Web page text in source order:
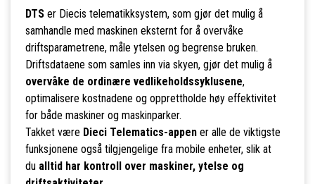
DTSer Diecis telematikksystem, som gjør det mulig å
samhandle med maskinen eksternt for å overvåke
driftsparametrene, måle ytelsen og begrense bruken.
Driftsdataene som samles inn via skyen, gjør det mulig å
overvåke de ordinære vedlikeholdssyklusene,
optimalisere kostnadene og opprettholde høy effektivitet
for både maskiner og maskinparker.
Takket være Dieci Telematics-appener alle de viktigste
funksjonene også tilgjengelige fra mobile enheter, slik at
du alltid har kontroll over maskiner, ytelse og